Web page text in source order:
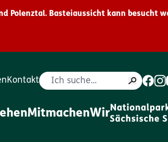
Polenztal. Basteiaussicht kann besucht
KontaktSuche
MitmachenWir